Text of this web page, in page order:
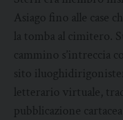
Asiago fino alle case
la tomba al cimitero.
cammino s’intreccia
sito
letterario virtuale,
pubblicazione